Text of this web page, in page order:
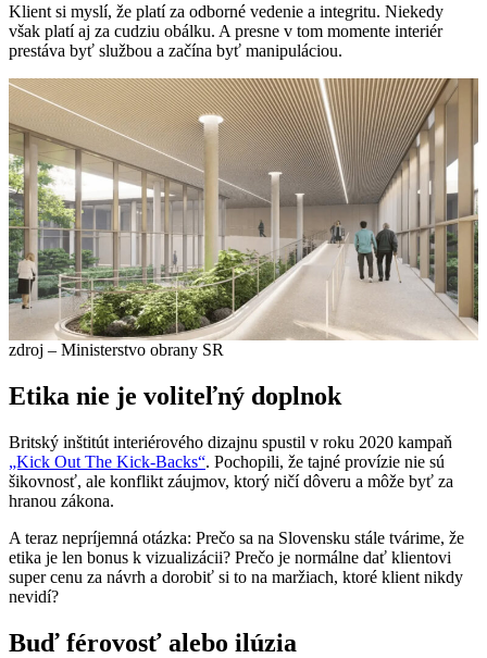
Klient si myslí, že platí za odborné vedenie a integritu. Niekedy
však platí aj za cudziu obálku. A presne v tom momente interiér
prestáva byť službou a začína byť manipuláciou.
zdroj – Ministerstvo obrany SR
Etika nie je voliteľný doplnok
Britský inštitút interiérového dizajnu spustil v roku 2020 kampaň
„Kick Out The Kick-Backs“. Pochopili, že tajné provízie nie sú
šikovnosť, ale konflikt záujmov, ktorý ničí dôveru a môže byť za
hranou zákona.
A teraz nepríjemná otázka: Prečo sa na Slovensku stále tvárime, že
etika je len bonus k vizualizácii? Prečo je normálne dať klientovi
super cenu za návrh a dorobiť si to na maržiach, ktoré klient nikdy
nevidí?
Buď férovosť alebo ilúzia